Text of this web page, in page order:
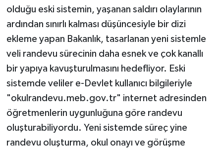
olduğu eski sistemin, yaşanan saldırı olaylarının
ardından sınırlı kalması düşüncesiyle bir dizi
ekleme yapan Bakanlık, tasarlanan yeni sistemle
veli randevu sürecinin daha esnek ve çok kanallı
bir yapıya kavuşturulmasını hedefliyor. Eski
sistemde veliler e-Devlet kullanıcı bilgileriyle
"okulrandevu.meb.gov.tr" internet adresinden
öğretmenlerin uygunluğuna göre randevu
oluşturabiliyordu. Yeni sistemde süreç yine
randevu oluşturma, okul onayı ve görüşme